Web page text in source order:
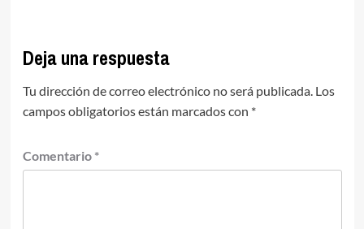
Deja una respuesta
Tu dirección de correo electrónico no será publicada. Los
campos obligatorios están marcados con *
Comentario *